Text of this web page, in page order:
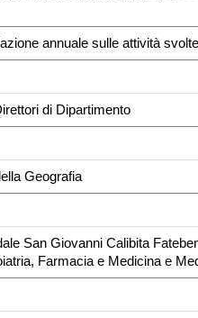
annuale sulle attività
di Dipartimento
Geografia
San Giovanni Calibita
Farmacia e Medicina e